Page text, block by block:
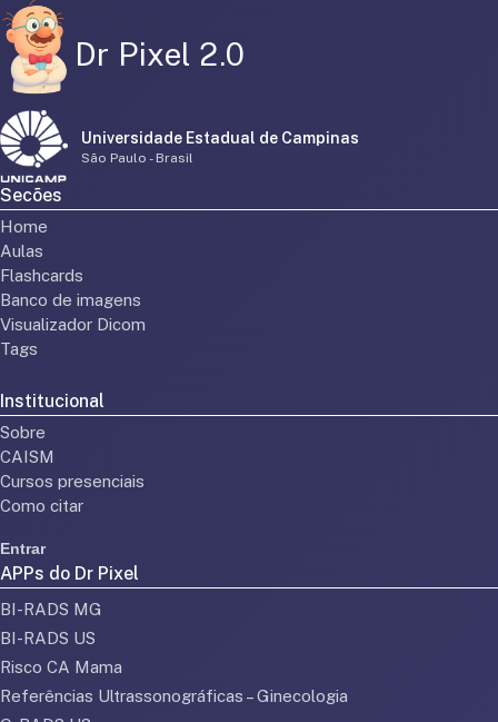
Dr Pixel 2.0
Universidade Estadual de Campinas
São Paulo - Brasil
Secões
Home
Aulas
Flashcards
Banco de imagens
Visualizador Dicom
Tags
Institucional
Sobre
CAISM
Cursos presenciais
Como citar
Entrar
APPs do Dr Pixel
BI-RADS MG
BI-RADS US
Risco CA Mama
Referências Ultrassonográficas – Ginecologia